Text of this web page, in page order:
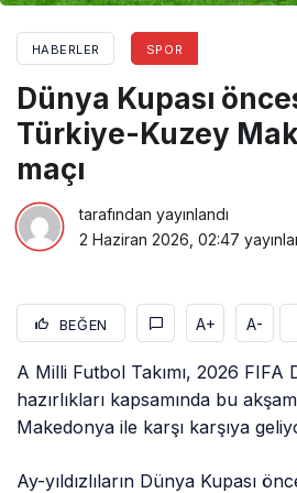
HABERLER SPOR
Dünya Kupası
Türkiye-Kuzey
maçı
tarafından yayınlandı
2 Haziran 2026, 02:47
BEĞEN A+ A-
A Milli Futbol Takımı, 2026 FIFA
hazırlıkları kapsamında bu
Makedonya ile karşı karşıya
Ay-yıldızlıların Dünya Kupası